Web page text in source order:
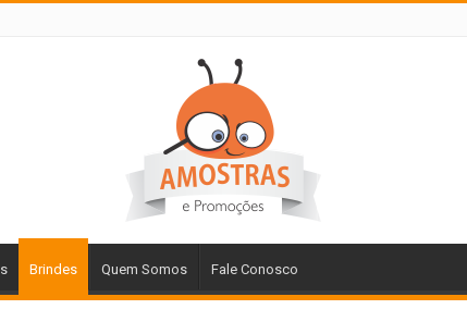
Brindes Quem Somos Fale Conosco